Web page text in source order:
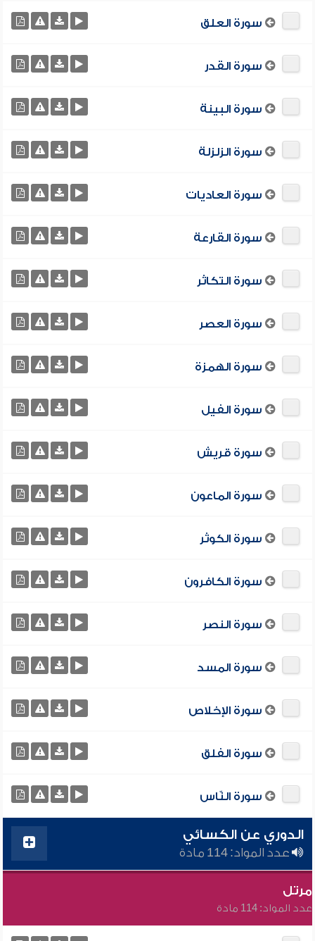
سورة العلق
سورة القدر
سورة البينة
سورة الزلزلة
سورة العاديات
سورة القارعة
سورة التكاثر
سورة العصر
سورة الهمزة
سورة الفيل
سورة قريش
سورة الماعون
سورة الكوثر
سورة الكافرون
سورة النصر
سورة المسد
سورة الإخلاص
سورة الفلق
سورة النّاس
الدوري عن الكسائي
عدد المواد: 114 مادة
مرتل
عدد المواد: 114 مادة